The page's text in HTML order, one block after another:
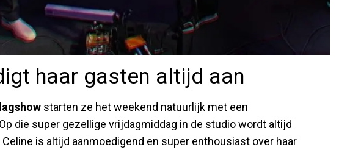
haar gasten altijd aan
starten ze het weekend natuurlijk met een
die super gezellige vrijdagmiddag in de studio wordt altijd
is altijd aanmoedigend en super enthousiast over haar